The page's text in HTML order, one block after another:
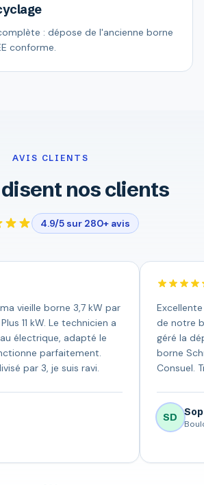
: dépose de l'ancienne borne
conforme.
AVIS CLIENTS
disent nos clients
4.9/5 sur 280+ avis
vieille borne 3,7 kW par
11 kW. Le technicien a
électrique, adapté le
parfaitement.
par 3, je suis ravi.
de notre
géré la
borne
Consuel.
SD